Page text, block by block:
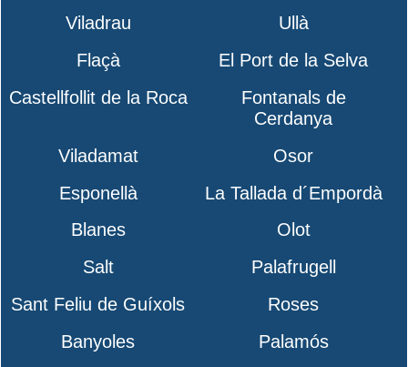
Viladrau
Ullà
Flaçà
El Port de la Selva
Castellfollit de la Roca
Fontanals de
Cerdanya
Viladamat
Osor
Esponellà
La Tallada d´Empordà
Blanes
Olot
Salt
Palafrugell
Sant Feliu de Guíxols
Roses
Banyoles
Palamós